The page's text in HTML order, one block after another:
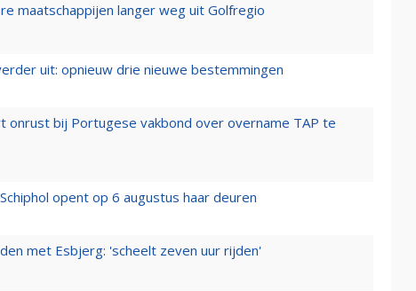
maatschappijen langer weg uit Golfregio
uit: opnieuw drie nieuwe bestemmingen
onrust bij Portugese vakbond over overname TAP te
opent op 6 augustus haar deuren
met Esbjerg: 'scheelt zeven uur rijden'